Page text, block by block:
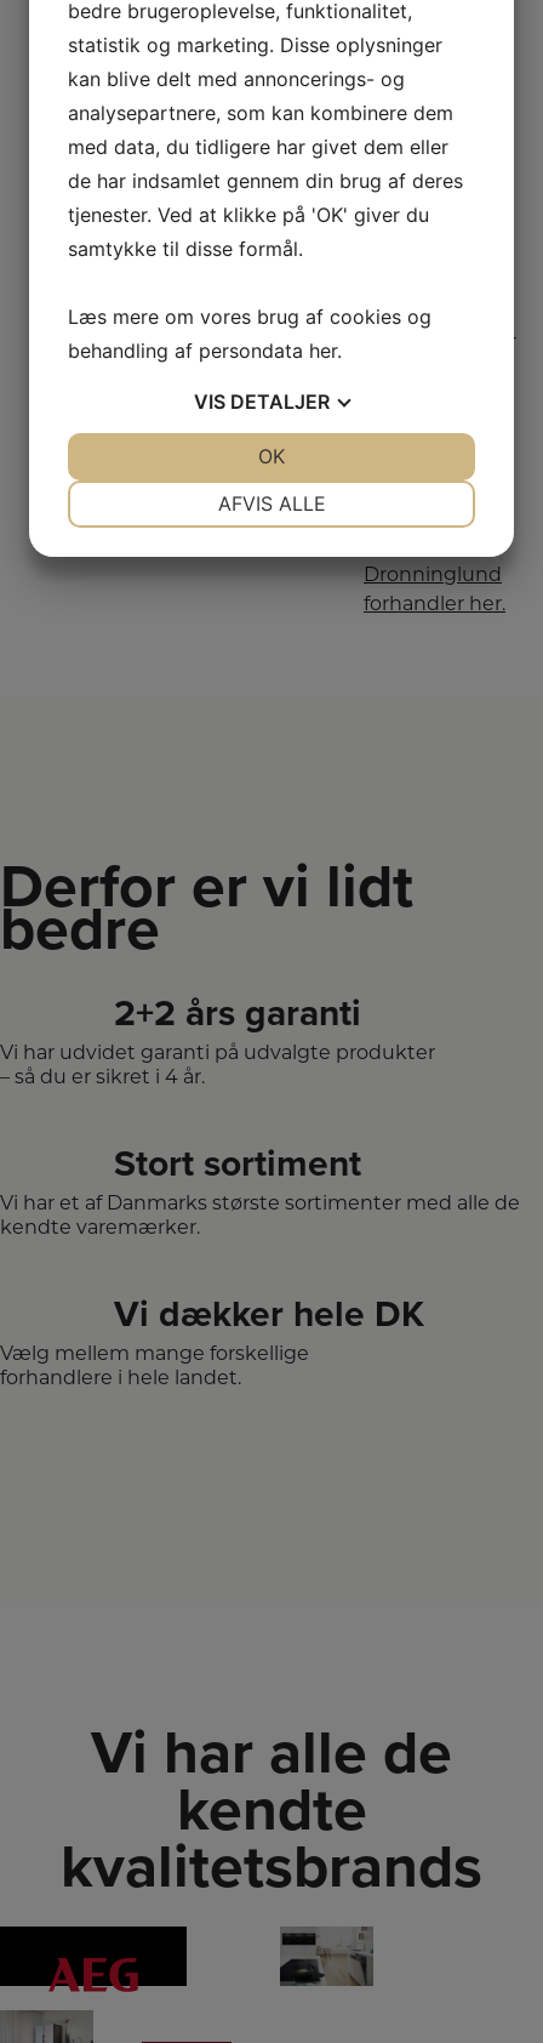
dig
Har du brug for
hjælp, er vi altid
klar til at
vejlede dig.
Kontakt din
Dronninglund
forhandler, hvor
står klar til at
Find din
Dronninglund
forhandler her.
Derfor er vi lidt
bedre
2+2 års garanti
Vi har udvidet garanti på udvalgte produkter
– så du er sikret i 4 år.
Stort sortiment
Vi har et af Danmarks største sortimenter med alle de
kendte varemærker.
Vi dækker hele DK
Vælg mellem mange forskellige
forhandlere i hele landet.
Vi har alle de
kendte
kvalitetsbrands
LINK
LINK
bedre brugeroplevelse, funktionalitet,
statistik og marketing. Disse oplysninger
kan blive delt med annoncerings- og
analysepartnere, som kan kombinere dem
med data, du tidligere har givet dem eller
de har indsamlet gennem din brug af deres
tjenester. Ved at klikke på 'OK' giver du
samtykke til disse formål.
Læs mere om vores brug af cookies og
behandling af persondata her.
VIS DETALJER
STATISTIK
AFVIS ALLE
OK